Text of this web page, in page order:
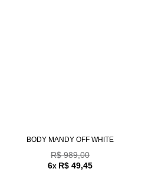
BODY MANDY OFF WHITE
R$ 989,00
6x R$ 49,45